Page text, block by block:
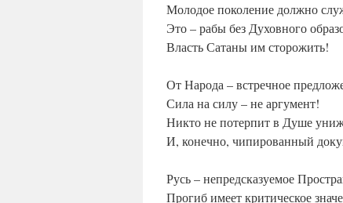
Молодое поколение должно
Это – рабы без Духовного
Власть Сатаны им сторожить!
От Народа – встречное
Сила на силу – не аргумент!
Никто не потерпит в Душе
И, конечно, чипированный
Русь – непредсказуемое
Прогиб имеет критическое